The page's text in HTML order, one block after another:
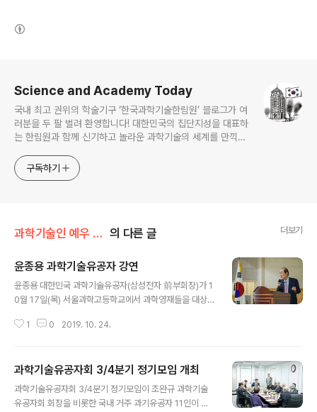
Science and Academy Today
국내 최고 권위의 학술기구 ‘한국과학기술한림원’ 블로그가 여
러분을 두 팔 벌려 환영합니다! 대한민국의 집단지성을 대표하
는 한림원과 함께 신기하고 놀라운 과학기술의 세계를 만끽하
구독하기
과학기술인 예우 및 시상/과학기술유공자 예우 및 지원 의 다른 글 더보기
윤종용 과학기술유공자 강연
윤종용 대한민국 과학기술유공자(삼성전자 前부회장)가 1
0월 17일(목) 서울과학고등학교에서 과학영재들을 대상으
연에는 서울과학고등학교 재학생, 교사, 사전에 신청한 학
력임을 강조하고, 과학영재들에게 “세상을 넓게 멀리보고
큰 꿈을 키워서 열정을 갖고 도전하여 우리 사회의 발전에
크게 기여해 주기를 바란다”고 당부했다. 윤종용 유공자는
1 0 2019. 10. 24.
과학기술유공자회 3/4분기 정기모임 개최
과학기술유공자회 3/4분기 정기모임이 조완규 과학기술
유공자회 회장을 비롯한 국내 거주 과기유공자 11인이 참